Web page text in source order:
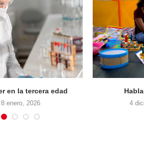
Enfrentar al cáncer
29 diciembre, 2025